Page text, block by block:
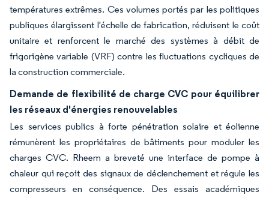
températures extrêmes. Ces volumes portés par les politiques
publiques élargissent l'échelle de fabrication, réduisent le coût
unitaire et renforcent le marché des systèmes à débit de
frigorigène variable (VRF) contre les fluctuations cycliques de
la construction commerciale.
Demande de flexibilité de charge CVC pour équilibrer
les réseaux d'énergies renouvelables
Les services publics à forte pénétration solaire et éolienne
rémunèrent les propriétaires de bâtiments pour moduler les
charges CVC. Rheem a breveté une interface de pompe à
chaleur qui reçoit des signaux de déclenchement et régule les
compresseurs en conséquence. Des essais académiques